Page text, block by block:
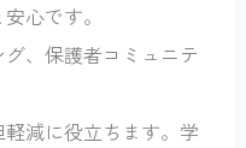
心です。
、保護者コミュニテ
減に役立ちます。学